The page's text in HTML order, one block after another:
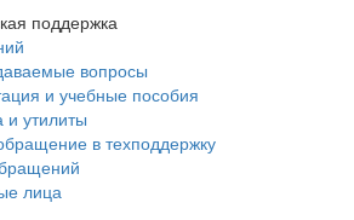
поддержка
вопросы
и учебные пособия
и утилиты
в техподдержку
лица